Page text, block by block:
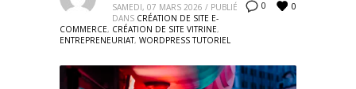
0 0
SAMEDI, 07 MARS 2026 / PUBLIÉ
DANS CRÉATION DE SITE E-
COMMERCE, CRÉATION DE SITE VITRINE,
ENTREPRENEURIAT, WORDPRESS TUTORIEL